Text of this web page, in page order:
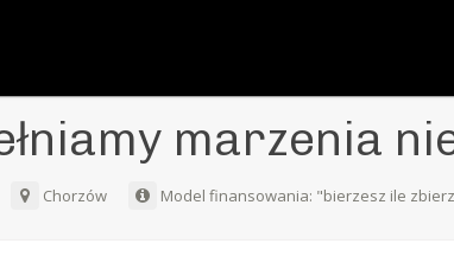
marzenia
Chorzów Model finansowania: "bierzesz ile